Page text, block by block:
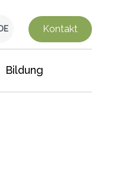
Kontakt
Bildung